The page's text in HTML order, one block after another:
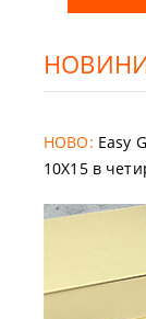
НОВО: Easy
10X15 в